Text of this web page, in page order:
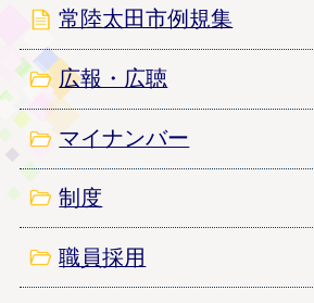
常陸太田市例規集
広報・広聴
マイナンバー
制度
職員採用